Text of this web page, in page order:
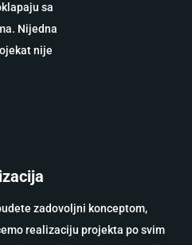
sa
Nijedna
nije
zadovoljni konceptom,
realizaciju projekta po svim